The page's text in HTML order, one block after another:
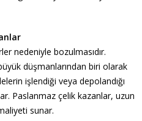
nedeniyle bozulmasıdır.
düşmanlarından biri olarak
işlendiği veya depolandığı
Paslanmaz çelik kazanlar, uzun
sunar.